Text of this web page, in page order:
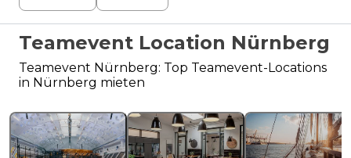
Teamevent Location Nürnberg
Teamevent Nürnberg: Top Teamevent-Locations
in Nürnberg mieten